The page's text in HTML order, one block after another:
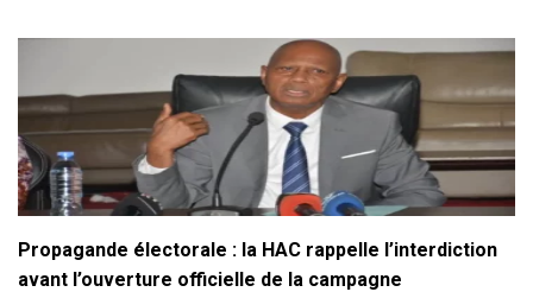
Propagande électorale : la HAC rappelle l’interdiction
avant l’ouverture officielle de la campagne